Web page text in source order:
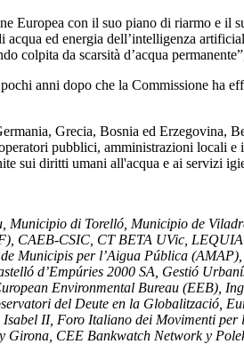
Europea con il suo piano di riarmo e
ed energia dell’intelligenza
colpita da scarsità d’acqua
anni dopo che la Commissione ha
Grecia, Bosnia ed Erzegovina,
pubblici, amministrazioni
sui diritti umani all'acqua e ai servizi
di Torelló, Municipio de
CAEB-CSIC, CT BETA UVic,
Municipis per l’Aigua Pública
d’Empúries 2000 SA, Gestió
Environmental Bureau (EEB),
del Deute en la Globalització,
II, Foro Italiano dei Movimenti
Girona, CEE Bankwatch Network y